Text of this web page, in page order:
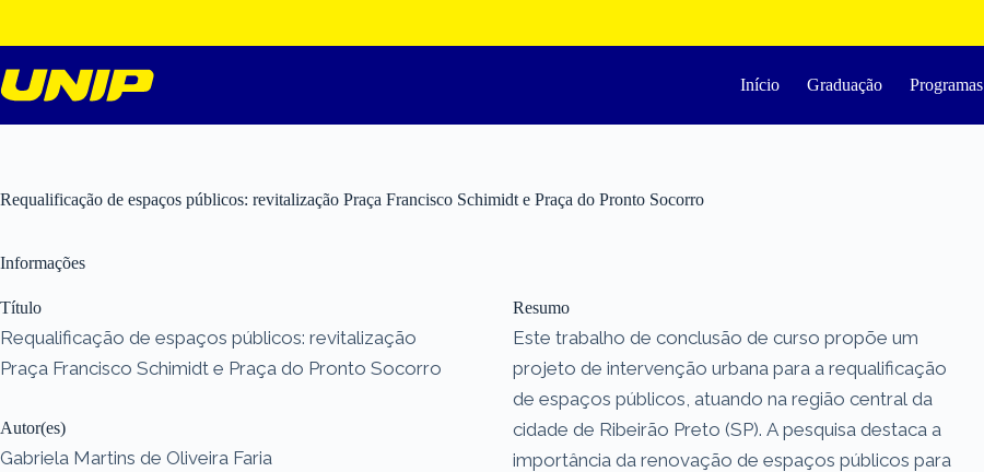
o
conteúdo
Início Graduação Programas
Requalificação de espaços públicos: revitalização Praça Francisco Schimidt e Praça do Pronto Socorro
Informações
Título
Requalificação de espaços públicos: revitalização
Praça Francisco Schimidt e Praça do Pronto Socorro
Autor(es)
Gabriela Martins de Oliveira Faria
Resumo
Este trabalho de conclusão de curso propõe um
projeto de intervenção urbana para a requalificação
de espaços públicos, atuando na região central da
cidade de Ribeirão Preto (SP). A pesquisa destaca a
importância da renovação de espaços públicos para